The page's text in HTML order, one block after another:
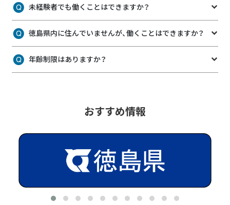
未経験者でも働くことはできますか？
徳島県内に住んでいませんが、働くことはできますか？
年齢制限はありますか？
おすすめ情報